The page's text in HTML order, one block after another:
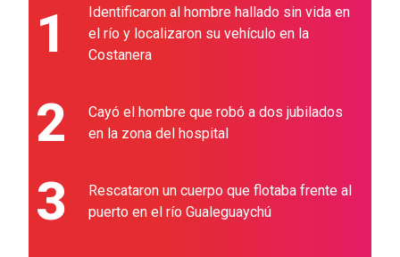
1
Identificaron al hombre hallado sin vida en
el río y localizaron su vehículo en la
Costanera
2
Cayó el hombre que robó a dos jubilados
en la zona del hospital
3
Rescataron un cuerpo que flotaba frente al
puerto en el río Gualeguaychú